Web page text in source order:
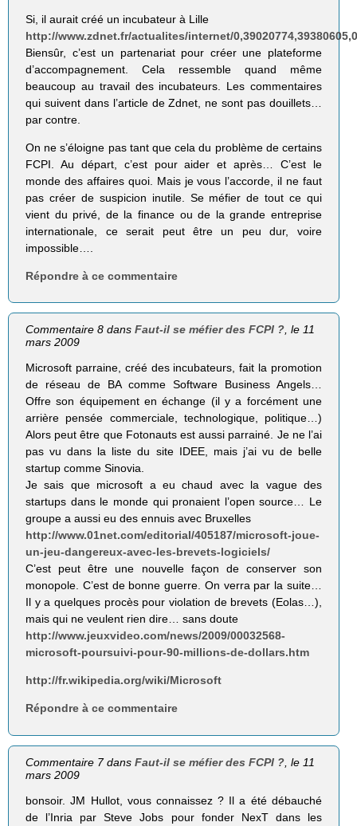
Si, il aurait créé un incubateur à Lille
http://www.zdnet.fr/actualites/internet/
Biensûr, c’est un partenariat pour créer une plateforme
d’accompagnement. Cela ressemble quand même
beaucoup au travail des incubateurs. Les commentaires
qui suivent dans l’article de Zdnet, ne sont pas douillets…
par contre.
On ne s’éloigne pas tant que cela du problème de certains
FCPI. Au départ, c’est pour aider et après… C’est le
monde des affaires quoi. Mais je vous l’accorde, il ne faut
pas créer de suspicion inutile. Se méfier de tout ce qui
vient du privé, de la finance ou de la grande entreprise
internationale, ce serait peut être un peu dur, voire
impossible….
Répondre à ce commentaire
Commentaire 8 dansFaut-il se méfier des FCPI ?, le 11
mars 2009
Microsoft parraine, créé des incubateurs, fait la promotion
de réseau de BA comme Software Business Angels…
Offre son équipement en échange (il y a forcément une
arrière pensée commerciale, technologique, politique…)
Alors peut être que Fotonauts est aussi parrainé. Je ne l’ai
pas vu dans la liste du site IDEE, mais j’ai vu de belle
startup comme Sinovia.
Je sais que microsoft a eu chaud avec la vague des
startups dans le monde qui pronaient l’open source… Le
groupe a aussi eu des ennuis avec Bruxelles
http://www.01net.com/editorial/405187/microsoft-joue-
un-jeu-dangereux-avec-les-brevets-logiciels/
C’est peut être une nouvelle façon de conserver son
monopole. C’est de bonne guerre. On verra par la suite…
Il y a quelques procès pour violation de brevets (Eolas…),
mais qui ne veulent rien dire… sans doute
http://www.jeuxvideo.com/news/2009/00032568-
microsoft-poursuivi-pour-90-millions-de-dollars.htm
http://fr.wikipedia.org/wiki/Microsoft
Répondre à ce commentaire
Commentaire 7 dansFaut-il se méfier des FCPI ? , le 11
mars 2009
bonsoir. JM Hullot, vous connaissez ? Il a été débauché
de l’Inria par Steve Jobs pour fonder NexT dans les